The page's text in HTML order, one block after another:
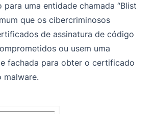
uma entidade chamada “Blist
que os cibercriminosos
de assinatura de código
ou usem uma
fachada para obter o certificado
malware.